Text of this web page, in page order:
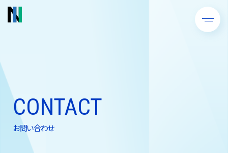
CONTACT
お問い合わせ